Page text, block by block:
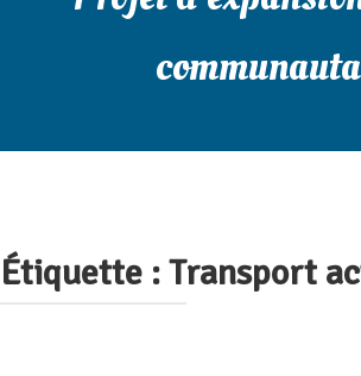
Étiquette :Transport